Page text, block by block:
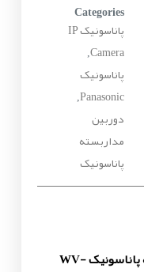
Categories
پاناسونیک IP
Camera
پاناسونیک
Panasonic
دوربین
مداربسته
پاناسونیک
محصولات مرتبط با دوربین مداربسته پاناسونیک WV-